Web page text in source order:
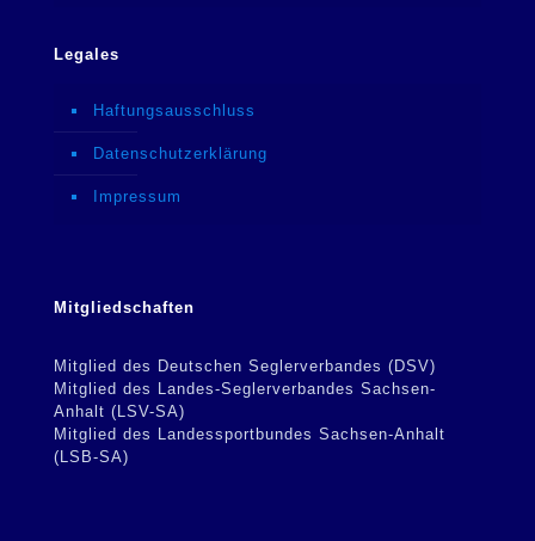
Legales
Haftungsausschluss
Datenschutzerklärung
Impressum
Mitgliedschaften
Mitglied des Deutschen Seglerverbandes (DSV)
Mitglied des Landes-Seglerverbandes Sachsen-
Anhalt (LSV-SA)
Mitglied des Landessportbundes Sachsen-Anhalt
(LSB-SA)